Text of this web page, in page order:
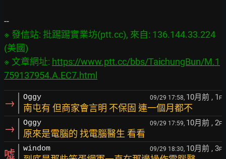
※ 發信站: 批踢踢實業坊(ptt.cc), 來自: 136.144.33.224
(美國)
※ 文章網址: https://www.ptt.cc/bbs/TaichungBun/M.1
759137954.A.EC7.html
→ Oggy 09/29 17:58, 10月前 , 1 F
南屯有 但商家會言明 不保固 連一個月都不
→ Oggy 09/29 17:59, 10月前 , 2F
原來是電腦的 找電腦醫生 看看
噓 windom 09/29 18:30, 10月前 , 3F